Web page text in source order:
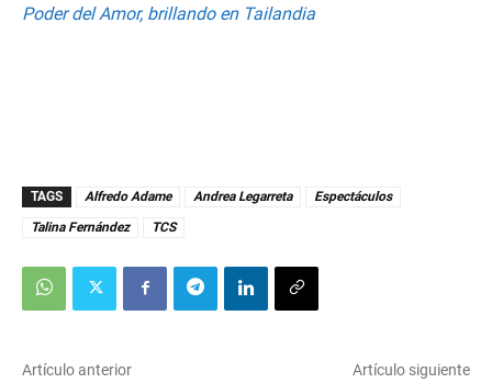
Poder del Amor, brillando en Tailandia
TAGS Alfredo Adame Andrea Legarreta
Espectáculos
Talina Fernández
TCS
Artículo anterior Artículo siguiente